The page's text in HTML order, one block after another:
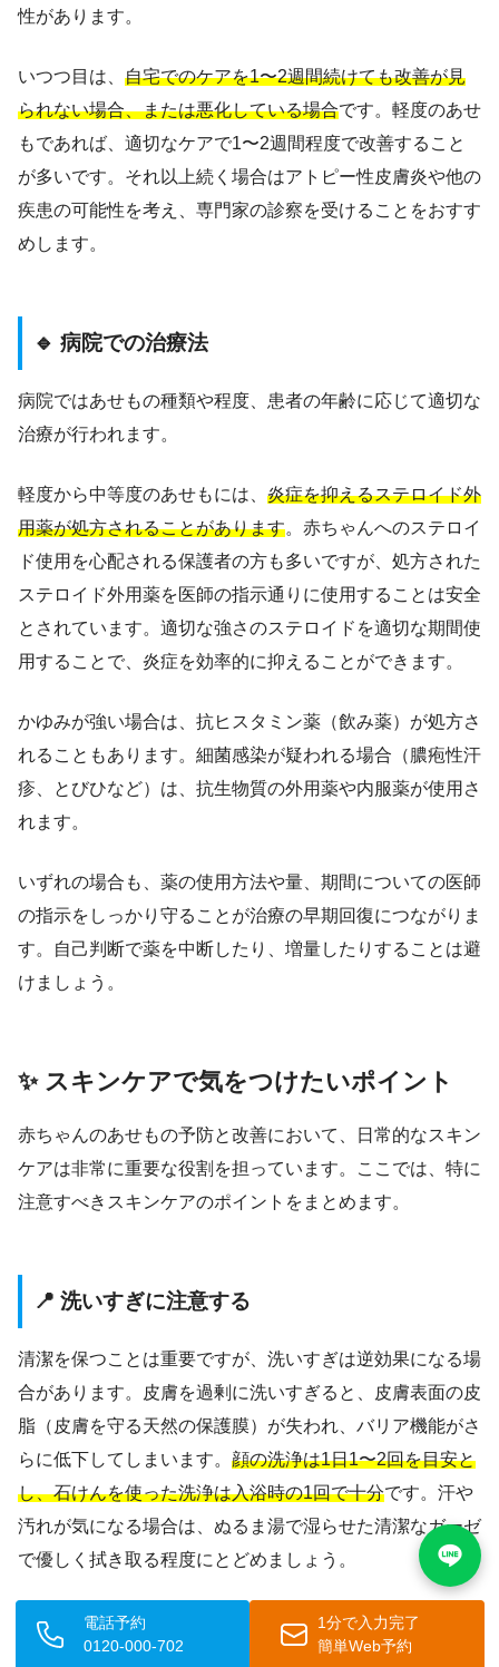
性があります。
いつつ目は、 自宅でのケアを1〜2週間続けても改善が見
られない場合、または悪化している場合です。軽度のあせ
もであれば、適切なケアで1〜2週間程度で改善すること
が多いです。それ以上続く場合はアトピー性皮膚炎や他の
疾患の可能性を考え、専門家の診察を受けることをおすす
めします。
🔹 病院での治療法
病院ではあせもの種類や程度、患者の年齢に応じて適切な
治療が行われます。
軽度から中等度のあせもには、 炎症を抑えるステロイド外
用薬が処方されることがあります。赤ちゃんへのステロイ
ド使用を心配される保護者の方も多いですが、処方された
ステロイド外用薬を医師の指示通りに使用することは安全
とされています。適切な強さのステロイドを適切な期間使
用することで、炎症を効率的に抑えることができます。
かゆみが強い場合は、抗ヒスタミン薬（飲み薬）が処方さ
れることもあります。細菌感染が疑われる場合（膿疱性汗
疹、とびひなど）は、抗生物質の外用薬や内服薬が使用さ
れます。
いずれの場合も、薬の使用方法や量、期間についての医師
の指示をしっかり守ることが治療の早期回復につながりま
す。自己判断で薬を中断したり、増量したりすることは避
けましょう。
✨ スキンケアで気をつけたいポイント
赤ちゃんのあせもの予防と改善において、日常的なスキン
ケアは非常に重要な役割を担っています。ここでは、特に
注意すべきスキンケアのポイントをまとめます。
📍 洗いすぎに注意する
清潔を保つことは重要ですが、洗いすぎは逆効果になる場
合があります。皮膚を過剰に洗いすぎると、皮膚表面の皮
脂（皮膚を守る天然の保護膜）が失われ、バリア機能がさ
らに低下してしまいます。 顔の洗浄は1日1〜2回を目安と
し、石けんを使った洗浄は入浴時の1回で十分です。汗や
汚れが気になる場合は、ぬるま湯で湿らせた清潔なガーゼ
で優しく拭き取る程度にとどめましょう。
💫 保湿剤の正しい使い方
電話予約
0120-000-702
1分で入力完了
簡単Web予約